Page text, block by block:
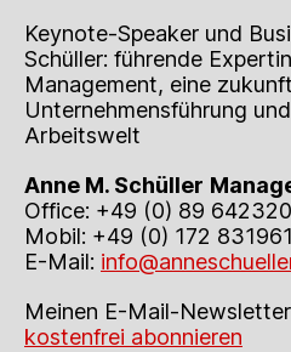
Keynote-Speaker und
Schüller: führende
Management, eine
Unternehmensführung
Arbeitswelt
Anne M. Schüller
Office: +49 (0) 89
Mobil: +49 (0) 172
E-Mail:
Meinen E-Mail-
kostenfrei abonnieren